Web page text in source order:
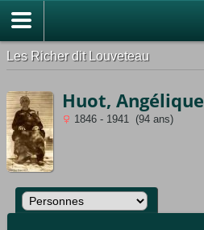
Les Richer dit Louveteau
Huot, Angélique
1846 - 1941 (94 ans)